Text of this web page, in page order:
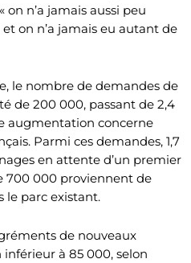
on n’a jamais aussi peu
on n’a jamais eu autant de
le nombre de demandes de
de 200 000, passant de 2,4
augmentation concerne
Parmi ces demandes, 1,7
en attente d’un premier
700 000 proviennent de
le parc existant.
de nouveaux
à 85 000, selon